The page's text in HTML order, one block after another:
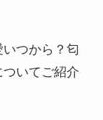
つから？匂
いてご紹介